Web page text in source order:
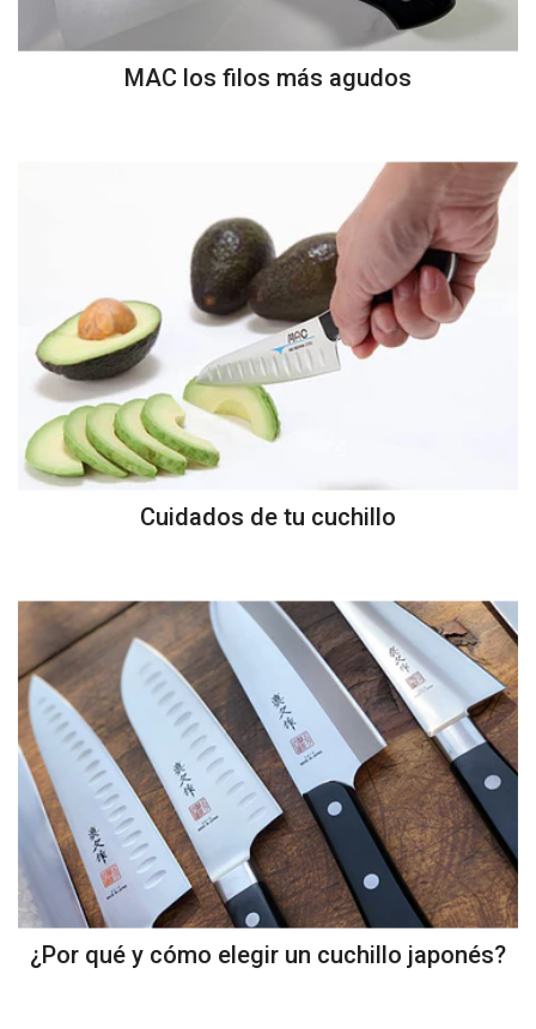
MAC los filos más agudos
Cuidados de tu cuchillo
¿Por qué y cómo elegir un cuchillo japonés?